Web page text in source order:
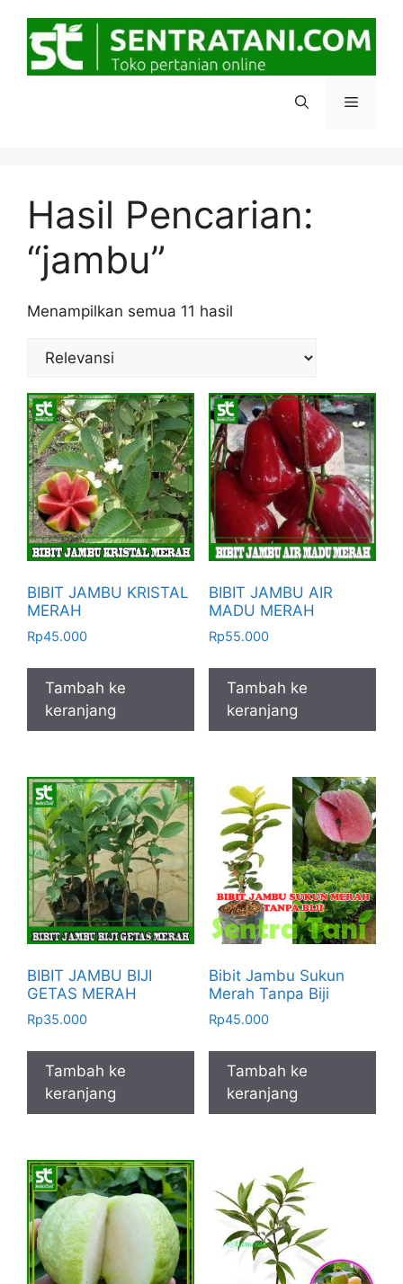
Menu
Hasil Pencarian:
“jambu”
Menampilkan semua 11 hasil
popularitas
BIBIT JAMBU KRISTAL
MERAH
Rp45.000
Tambah ke
keranjang
BIBIT JAMBU AIR
MADU MERAH
Rp55.000
Tambah ke
keranjang
BIBIT JAMBU BIJI
GETAS MERAH
Rp35.000
Tambah ke
keranjang
Bibit Jambu Sukun
Merah Tanpa Biji
Rp45.000
Tambah ke
keranjang